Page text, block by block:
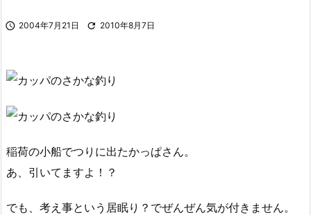
 2004年7月21日  2010年8月7日
稲荷の小船でつりに出たかっぱさん。
あ、引いてますよ！？
でも、考え事という居眠り？でぜんぜん気が付きません。